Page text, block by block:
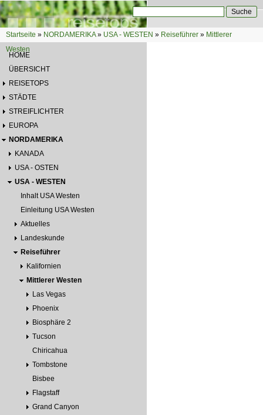
Direkt zum Inhalt
Suchformular
Sie sind hier
Startseite » NORDAMERIKA» USA - WESTEN » Reiseführer » Mittlerer
Westen
HOME
ÜBERSICHT
REISETOPS
STÄDTE
STREIFLICHTER
EUROPA
NORDAMERIKA
KANADA
USA - OSTEN
USA - WESTEN
Inhalt USA Westen
Einleitung USA Westen
Aktuelles
Landeskunde
Reiseführer
Kalifornien
Mittlerer Westen
Las Vegas
Phoenix
Biosphäre 2
Tucson
Chiricahua
Tombstone
Bisbee
Flagstaff
Grand Canyon